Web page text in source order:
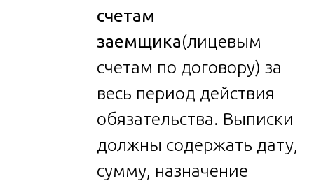
счетам
заемщика(лицевым
счетам по договору) за
весь период действия
обязательства. Выписки
должны содержать дату,
сумму, назначение